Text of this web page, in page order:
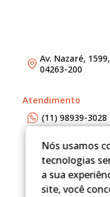
Av. Nazaré,
04263-200
Atendimento
(11) 98939-3028
Nós usamos
tecnologias
a sua
site, você